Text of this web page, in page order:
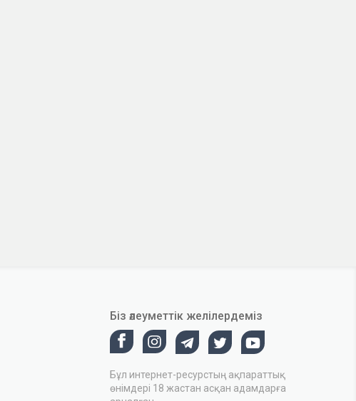
Біз әлеуметтік желілердеміз
Бұл интернет-ресурстың ақпараттық
өнімдері 18 жастан асқан адамдарға